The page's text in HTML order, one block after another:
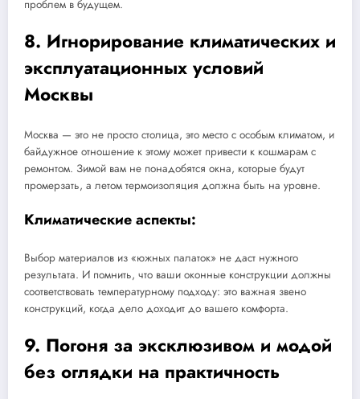
проблем в будущем.
8. Игнорирование климатических и
эксплуатационных условий
Москвы
Москва — это не просто столица, это место с особым климатом, и
байдужное отношение к этому может привести к кошмарам с
ремонтом. Зимой вам не понадобятся окна, которые будут
промерзать, а летом термоизоляция должна быть на уровне.
Климатические аспекты:
Выбор материалов из «южных палаток» не даст нужного
результата. И помнить, что ваши оконные конструкции должны
соответствовать температурному подходу: это важная звено
конструкций, когда дело доходит до вашего комфорта.
9. Погоня за эксклюзивом и модой
без оглядки на практичность